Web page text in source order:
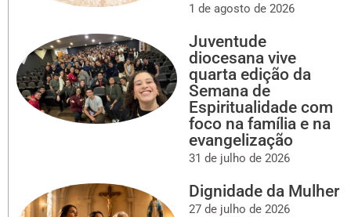
1 de agosto de 2026
Juventude
diocesana vive
quarta edição da
Semana de
Espiritualidade com
foco na família e na
evangelização
31 de julho de 2026
Dignidade da Mulher
27 de julho de 2026